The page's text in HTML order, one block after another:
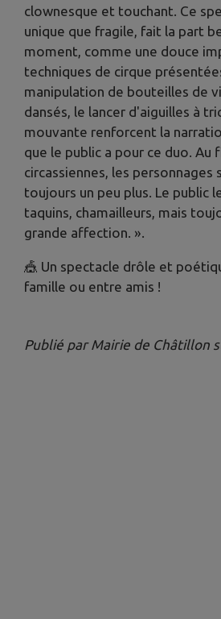
clownesque et touchant. Ce
unique que fragile, fait la part
moment, comme une douce
techniques de cirque
manipulation de bouteilles de
dansés, le lancer d'aiguilles à
mouvante renforcent la
que le public a pour ce duo. Au
circassiennes, les personnages
toujours un peu plus. Le public
taquins, chamailleurs, mais
grande affection. ».
🎪 Un spectacle drôle et
famille ou entre amis !
Publié par Mairie de Châtillon